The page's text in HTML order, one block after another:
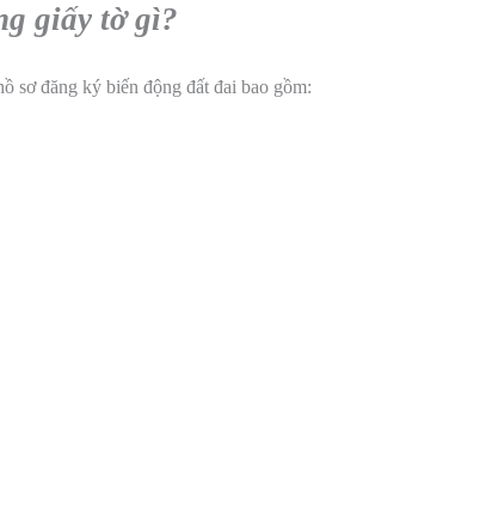
giấy tờ gì?
sơ đăng ký biến động đất đai bao gồm: